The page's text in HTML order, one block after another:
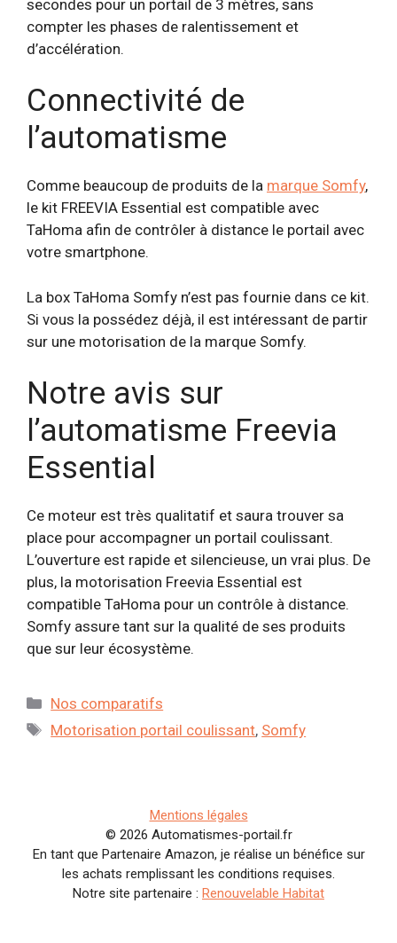
secondes pour un portail de 3 mètres, sans
compter les phases de ralentissement et
d’accélération.
Connectivité de
l’automatisme
Comme beaucoup de produits de la marque Somfy,
le kit FREEVIA Essential est compatible avec
TaHoma afin de contrôler à distance le portail avec
votre smartphone.
La box TaHoma Somfy n’est pas fournie dans ce kit.
Si vous la possédez déjà, il est intéressant de partir
sur une motorisation de la marque Somfy.
Notre avis sur
l’automatisme Freevia
Essential
Ce moteur est très qualitatif et saura trouver sa
place pour accompagner un portail coulissant.
L’ouverture est rapide et silencieuse, un vrai plus. De
plus, la motorisation Freevia Essential est
compatible TaHoma pour un contrôle à distance.
Somfy assure tant sur la qualité de ses produits
que sur leur écosystème.
Catégories
Nos comparatifs
Étiquettes
Motorisation portail coulissant, Somfy
Mentions légales
© 2026 Automatismes-portail.fr
En tant que Partenaire Amazon, je réalise un bénéfice sur
les achats remplissant les conditions requises.
Notre site partenaire : Renouvelable Habitat